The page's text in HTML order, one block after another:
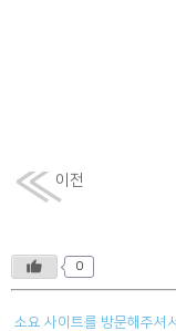
이전
0
소요 사이트를 방문해주셔